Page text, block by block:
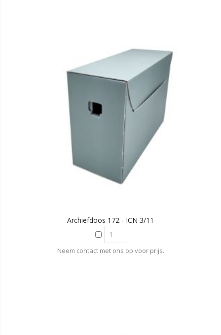
Archiefdoos 172 - ICN 3/11
Neem contact met ons op voor prijs.